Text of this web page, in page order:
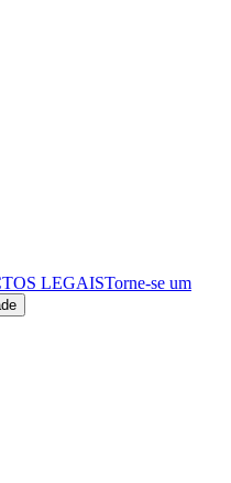
LEGAISTorne-se um